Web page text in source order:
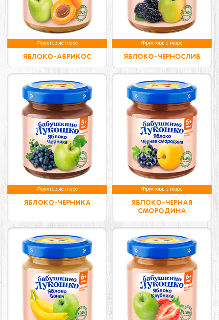
Фруктовые пюре
ЯБЛОКО-АБРИКОС
Фруктовые пюре
ЯБЛОКО-ЧЕРНОСЛИВ
Фруктовые пюре
ЯБЛОКО-ЧЕРНИКА
Фруктовые пюре
ЯБЛОКО-ЧЕРНАЯ
СМОРОДИНА